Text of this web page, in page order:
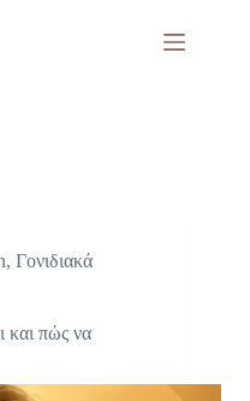
, Γονιδιακά
και πώς να